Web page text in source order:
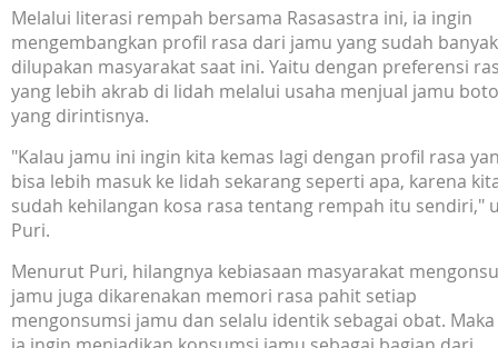
Melalui literasi rempah bersama Rasasastra ini, ia ingin
mengembangkan profil rasa dari jamu yang sudah banyak
dilupakan masyarakat saat ini. Yaitu dengan preferensi
yang lebih akrab di lidah melalui usaha menjual jamu
yang dirintisnya.
"Kalau jamu ini ingin kita kemas lagi dengan profil rasa
bisa lebih masuk ke lidah sekarang seperti apa, karena
sudah kehilangan kosa rasa tentang rempah itu sendiri,"
Puri.
Menurut Puri, hilangnya kebiasaan masyarakat
jamu juga dikarenakan memori rasa pahit setiap
mengonsumsi jamu dan selalu identik sebagai obat.